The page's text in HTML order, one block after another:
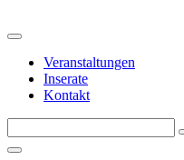
Veranstaltungen
Inserate
Kontakt